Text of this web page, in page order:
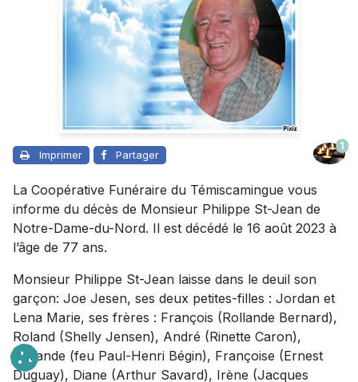
Imprimer Partager
1
La Coopérative Funéraire du Témiscamingue vous
informe du décès de Monsieur Philippe St-Jean de
Notre-Dame-du-Nord. Il est décédé le 16 août 2023 à
l’âge de 77 ans.
Monsieur Philippe St-Jean laisse dans le deuil son
garçon: Joe Jesen, ses deux petites-filles : Jordan et
Lena Marie, ses frères : François (Rollande Bernard),
Roland (Shelly Jensen), André (Rinette Caron),
Rollande (feu Paul-Henri Bégin), Françoise (Ernest
Duguay), Diane (Arthur Savard), Irène (Jacques